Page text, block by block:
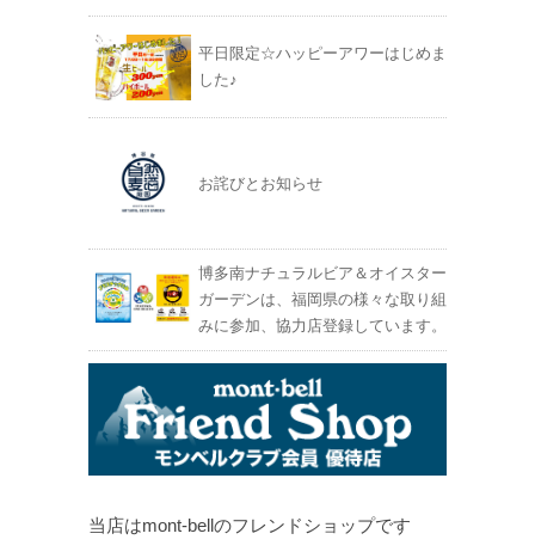
平日限定☆ハッピーアワーはじめま
した♪
お詫びとお知らせ
博多南ナチュラルビア＆オイスター
ガーデンは、福岡県の様々な取り組
みに参加、協力店登録しています。
当店はmont-bellのフレンドショップです